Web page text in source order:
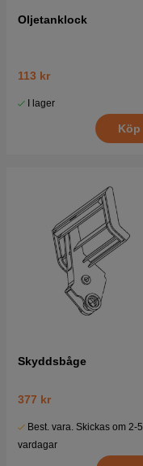
Oljetanklock
113 kr
I lager
Köp
Skyddsbåge
377 kr
Best. vara. Skickas om 2-5
vardagar